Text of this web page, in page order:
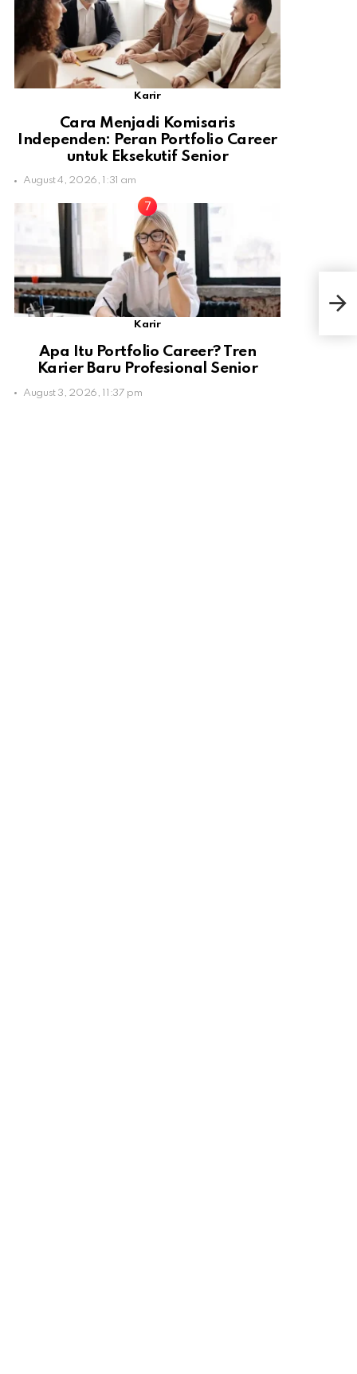
Karir
Cara Menjadi Komisaris
Independen: Peran Portfolio Career
untuk Eksekutif Senior
August 4, 2026, 1:31 am
Karir
Apa Itu Portfolio Career? Tren
Karier Baru Profesional Senior
August 3, 2026, 11:37 pm